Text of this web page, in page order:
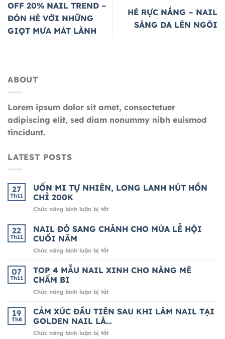
OFF 20% NAIL TREND –
ĐÓN HÈ VỚI NHỮNG
GIỌT MƯA MÁT LÀNH
HÈ RỰC NẮNG – NAIL
SÁNG DA LÊN NGÔI
ABOUT
Lorem ipsum dolor sit amet, consectetuer
adipiscing elit, sed diam nonummy nibh euismod
tincidunt.
LATEST POSTS
27
Th11
UỐN MI TỰ NHIÊN, LONG LANH HÚT HỒN
CHỈ 200K
Chức năng bình luận bị tắtở
MI
LONG
HÚT
22
Th11
NAIL ĐỎ SANG CHẢNH CHO MÙA LỄ HỘI
CUỐI NĂM
Chức năng bình luận bị tắtở
ĐỎ
CHO
LỄ
07
Th11
TOP 4 MẪU NAIL XINH CHO NÀNG MÊ
CHẤM BI
Chức năng bình luận bị tắtở
4
MẪU
NAIL
XINH
19
Th8
CẢM XÚC ĐẦU TIÊN SAU KHI LÀM NAIL TẠI
GOLDEN NAIL LÀ…
Chức năng bình luận bị tắtở